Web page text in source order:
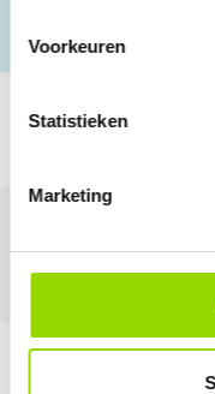
Voorkeuren
Statistieken
Marketing
NEEM
Best